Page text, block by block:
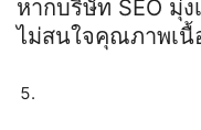
หากบริษัท SEO มุ่ง
ไม่สนใจคุณภาพเนื้